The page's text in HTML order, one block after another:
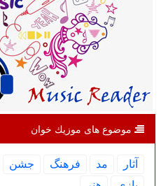
موضوع های موزیك خوان
آثار مد فرهنگ جشن